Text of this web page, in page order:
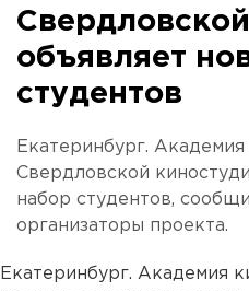
объявляет
студентов
Екатеринбург.
Свердловской
набор студентов,
организаторы проекта.
Екатеринбург. Академия